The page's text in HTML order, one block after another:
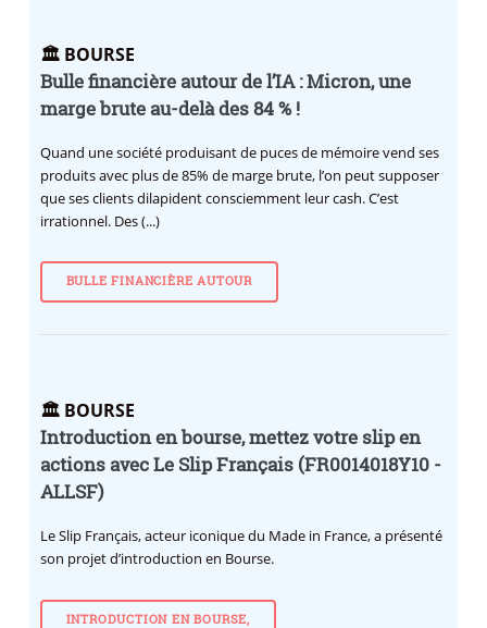
🏛️ BOURSE
Bulle financière autour de l’IA : Micron, une
marge brute au-delà des 84 % !
Quand une société produisant de puces de mémoire vend ses
produits avec plus de 85% de marge brute, l’on peut supposer
que ses clients dilapident consciemment leur cash. C’est
irrationnel. Des (...)
BULLE FINANCIÈRE AUTOUR
🏛️ BOURSE
Introduction en bourse, mettez votre slip en
actions avec Le Slip Français (FR0014018Y10 -
ALLSF)
Le Slip Français, acteur iconique du Made in France, a présenté
son projet d’introduction en Bourse.
INTRODUCTION EN BOURSE,